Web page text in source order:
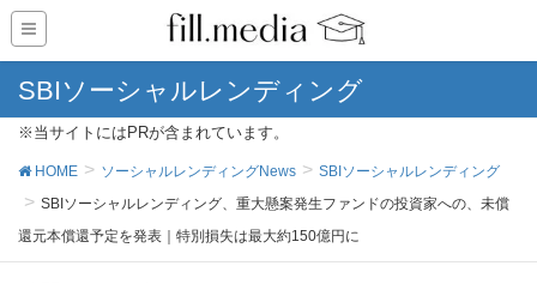
SBIソーシャルレンディング
※当サイトにはPRが含まれています。
HOME ソーシャルレンディングNews
SBIソーシャルレンディング
SBIソーシャルレンディング、重大懸案発生ファンドの投資家への、未償
還元本償還予定を発表｜特別損失は最大約150億円に